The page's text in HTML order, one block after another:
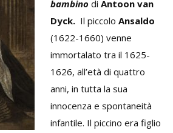
bambino diAntoon van
Dyck. Il piccolo Ansaldo
(1622-1660) venne
immortalato tra il 1625-
1626, all’età di quattro
anni, in tutta la sua
innocenza e spontaneità
infantile. Il piccino era figlio